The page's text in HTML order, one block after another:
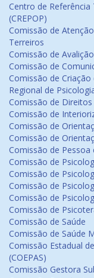
Centro de
(CREPOP)
Comissão de
Terreiros
Comissão de
Comissão de
Comissão de
Regional de
Comissão de
Comissão de
Comissão de
Comissão de
Comissão de
Comissão de
Comissão de
Comissão de
Comissão de
Comissão de
Comissão de Saúde
Comissão de Saúde
Comissão Estadual
(COEPAS)
Comissão Gestora